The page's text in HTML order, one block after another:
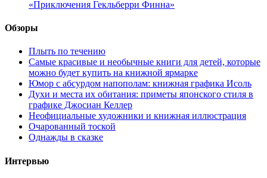
«Приключения Гекльберри Финна»
Обзоры
Плыть по течению
Самые красивые и необычные книги для детей, которые
можно будет купить на книжной ярмарке
Юмор с абсурдом напополам: книжная графика Исоль
Духи и места их обитания: приметы японского стиля в
графике Джосиан Келлер
Неофициальные художники и книжная иллюстрация
Очарованный тоской
Однажды в сказке
Интервью